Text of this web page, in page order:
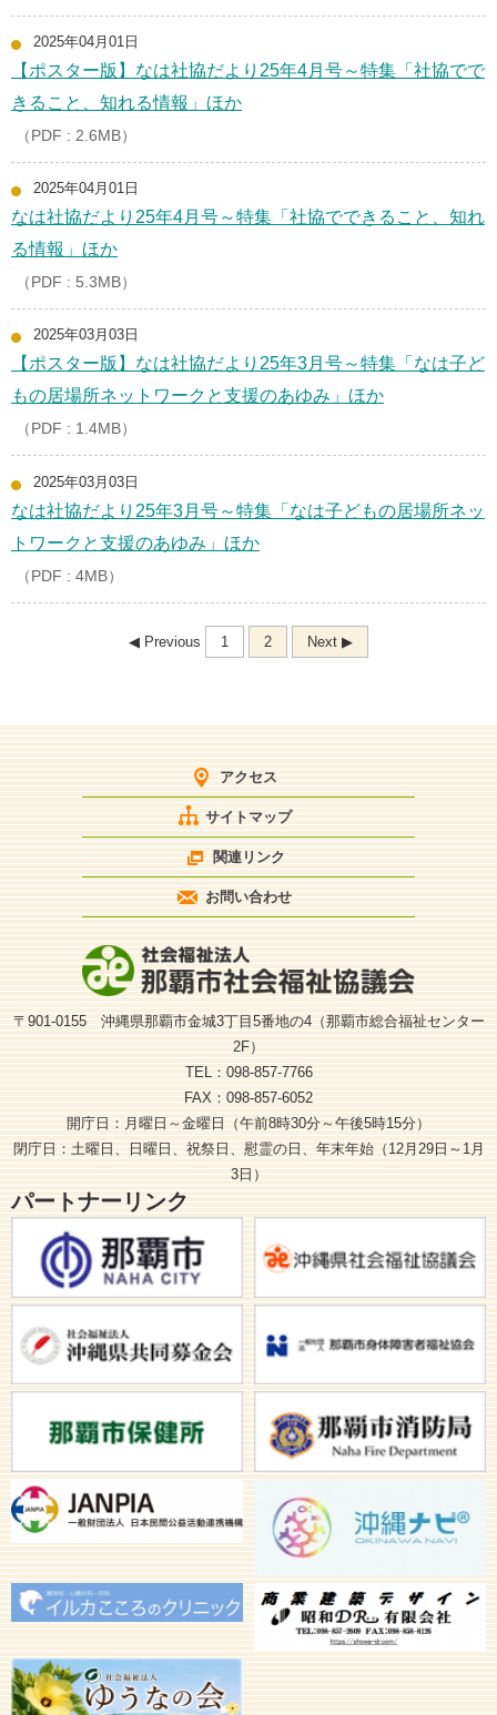
2025年04月01日
【ポスター版】なは社協だより25年4月号～特集「社協でで
きること、知れる情報」ほか
（PDF : 2.6MB）
2025年04月01日
なは社協だより25年4月号～特集「社協でできること、知れ
る情報」ほか
（PDF : 5.3MB）
2025年03月03日
【ポスター版】なは社協だより25年3月号～特集「なは子ど
もの居場所ネットワークと支援のあゆみ」ほか
（PDF : 1.4MB）
2025年03月03日
なは社協だより25年3月号～特集「なは子どもの居場所ネッ
トワークと支援のあゆみ」ほか
（PDF : 4MB）
◀ Previous 1 2 Next ▶
アクセス
サイトマップ
関連リンク
お問い合わせ
〒901-0155 沖縄県那覇市金城3丁目5番地の4（那覇市総合福祉センター
2F）
TEL：098-857-7766
FAX：098-857-6052
開庁日：月曜日～金曜日（午前8時30分～午後5時15分）
閉庁日：土曜日、日曜日、祝祭日、慰霊の日、年末年始（12月29日～1月
3日）
パートナーリンク